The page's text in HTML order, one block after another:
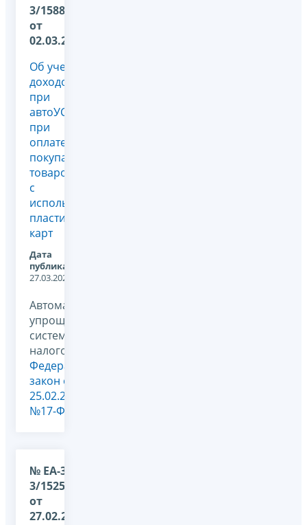
3/1588@
от
02.03.2026
Об учете
доходов
при
автоУСН
при
оплате
покупателями
товаров
с
использованием
пластиковых
карт
Дата
публикации:
27.03.2026
Автоматизированная
упрощенная
система
налогообложения,
Федеральный
закон от
25.02.2022
№17-ФЗ
№ ЕА-36-
3/1525@
от
27.02.2026